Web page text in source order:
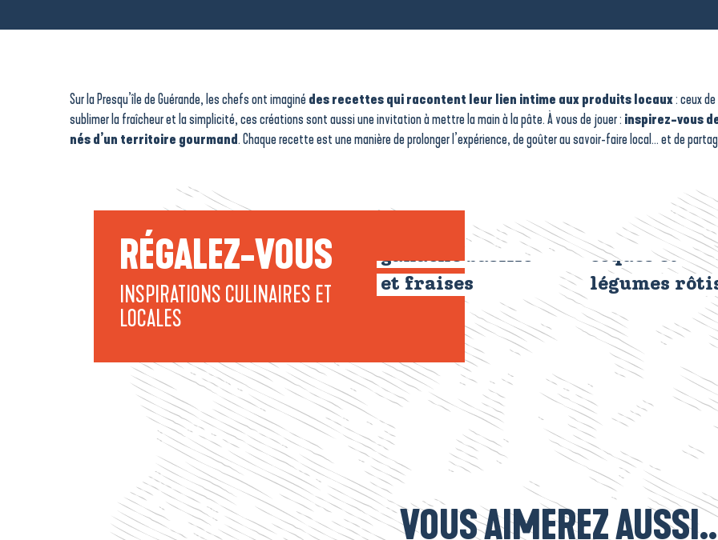
Sur la Presqu’île de Guérande, les chefs ont imaginédes recettes qui racontent leur lien intime aux produits locaux: ceux
sublimer la fraîcheur et la simplicité, ces créations sont aussi une invitation à mettre la main à la pâte. À vous de jouer : inspirez-vous
nés d’un territoire gourmand. Chaque recette est une manière de prolonger l’expérience, de goûter au savoir-faire local… et de
RÉGALEZ-VOUS
INSPIRATIONS CULINAIRES ET
LOCALES
ganache basilic
et fraises
Filet mignon
aux algues,
coques et
légumes
VOUS AIMEREZ